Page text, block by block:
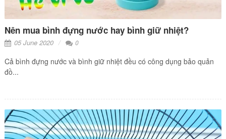
Nên mua bình đựng nước hay bình giữ nhiệt?
05 June 2020 0
Cả bình đựng nước và bình giữ nhiệt đều có công dụng bảo quản
đồ...